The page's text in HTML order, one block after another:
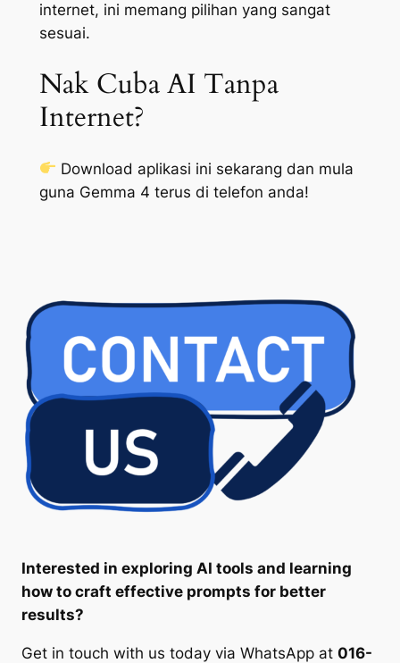
internet, ini memang pilihan yang sangat
sesuai.
Nak Cuba AI Tanpa
Internet?
Download aplikasi ini sekarang dan mula
guna Gemma 4 terus di telefon anda!
Interested in exploring AI tools and learning
how to craft effective prompts for better
results?
Get in touch with us today via WhatsApp at 016-